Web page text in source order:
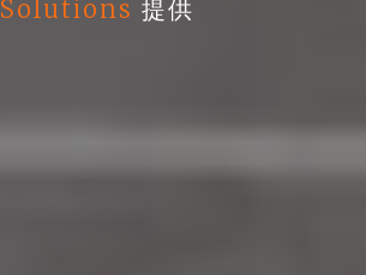
Solutions 提供